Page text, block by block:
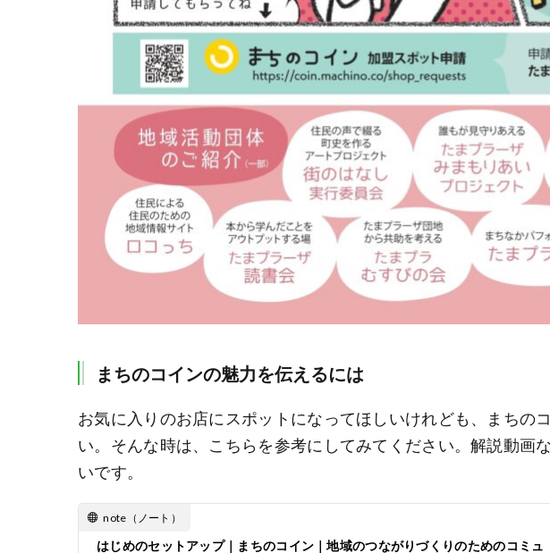
まちのコインの魅力を伝えるには
お気に入りのお店にスポットになってほしいけれども、まちの
い。そんな時は、こちらを参考にしてみてください。解説動画
いです。
note（ノート）
はじめのセットアップ｜まちのコイン｜地域のつながりづくりのためのコミュ